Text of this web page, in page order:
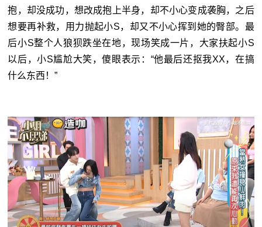
抱，却没成功，想改成抱上半身，却不小心变成袭胸，之后
想要再补救，用力抛起小S，却又不小心挥到她的臀部。最
后小S整个人狼狈跌坐在地，现场笑成一片，大家扶起小S
以后，小S尴尬大笑，傻眼表示：“他最后还抠我XX，在搞
什么东西！”